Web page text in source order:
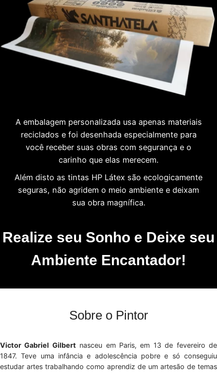
A embalagem personalizada usa apenas materiais
reciclados e foi desenhada especialmente para
você receber suas obras com segurança e o
carinho que elas merecem.
Além disto as tintas HP Látex são ecologicamente
seguras, não agridem o meio ambiente e deixam
sua obra magnífica.
Realize seu Sonho e Deixe seu
Ambiente Encantador!
Sobre o Pintor
Victor Gabriel Gilbert nasceu em Paris, em 13 de fevereiro de
1847. Teve uma infância e adolescência pobre e só conseguiu
estudar artes trabalhando como aprendiz de um artesão de temas